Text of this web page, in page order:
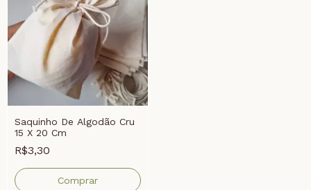
Saquinho De Algodão Cru
15 X 20 Cm
R$3,30
Comprar